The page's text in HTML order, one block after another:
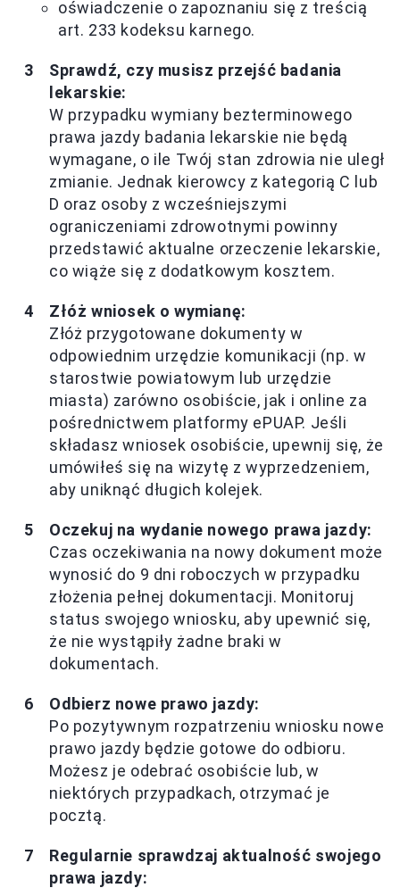
oświadczenie o zapoznaniu się z treścią
art. 233 kodeksu karnego.
Sprawdź, czy musisz przejść badania
lekarskie:
W przypadku wymiany bezterminowego
prawa jazdy badania lekarskie nie będą
wymagane, o ile Twój stan zdrowia nie uległ
zmianie. Jednak kierowcy z kategorią C lub
D oraz osoby z wcześniejszymi
ograniczeniami zdrowotnymi powinny
przedstawić aktualne orzeczenie lekarskie,
co wiąże się z dodatkowym kosztem.
Złóż wniosek o wymianę:
Złóż przygotowane dokumenty w
odpowiednim urzędzie komunikacji (np. w
starostwie powiatowym lub urzędzie
miasta) zarówno osobiście, jak i online za
pośrednictwem platformy ePUAP. Jeśli
składasz wniosek osobiście, upewnij się, że
umówiłeś się na wizytę z wyprzedzeniem,
aby uniknąć długich kolejek.
Oczekuj na wydanie nowego prawa jazdy:
Czas oczekiwania na nowy dokument może
wynosić do 9 dni roboczych w przypadku
złożenia pełnej dokumentacji. Monitoruj
status swojego wniosku, aby upewnić się,
że nie wystąpiły żadne braki w
dokumentach.
Odbierz nowe prawo jazdy:
Po pozytywnym rozpatrzeniu wniosku nowe
prawo jazdy będzie gotowe do odbioru.
Możesz je odebrać osobiście lub, w
niektórych przypadkach, otrzymać je
pocztą.
Regularnie sprawdzaj aktualność swojego
prawa jazdy: